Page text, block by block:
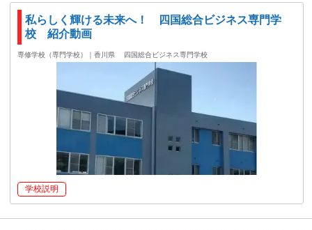
私らしく輝ける未来へ！ 四国総合ビジネス専門学
校 紹介動画
専修学校（専門学校）｜香川県 四国総合ビジネス専門学校
学校説明